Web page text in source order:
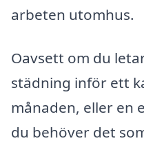
arbeten utomhus.
Oavsett om du
städning inför ett
månaden, eller en
du behöver det